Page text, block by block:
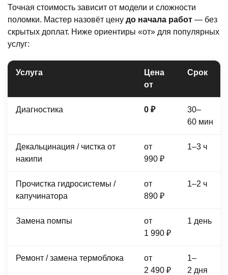
Точная стоимость зависит от модели и сложности
поломки. Мастер назовёт цену до начала работ — без
скрытых доплат. Ниже ориентиры «от» для популярных
услуг:
Услуга
Цена
от
Срок
Диагностика 0 ₽
30–
60 мин
Декальцинация / чистка от
накипи
от
990 ₽
1–3 ч
Прочистка гидросистемы /
капучинатора
от
890 ₽
1–2 ч
Замена помпы
от
1 990 ₽
1 день
Ремонт / замена термоблока
от
2 490 ₽
1–
2 дня